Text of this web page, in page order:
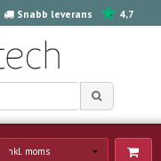
Snabb leverans 4,7